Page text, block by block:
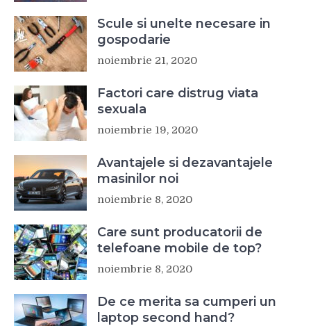
Scule si unelte necesare in
gospodarie
noiembrie 21, 2020
Factori care distrug viata
sexuala
noiembrie 19, 2020
Avantajele si dezavantajele
masinilor noi
noiembrie 8, 2020
Care sunt producatorii de
telefoane mobile de top?
noiembrie 8, 2020
De ce merita sa cumperi un
laptop second hand?